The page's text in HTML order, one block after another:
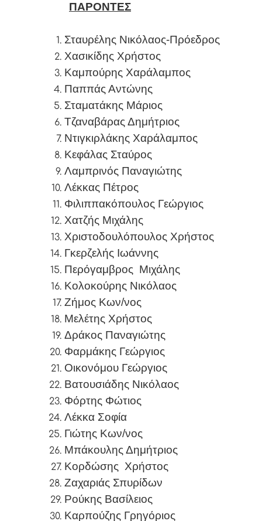
ΠΑΡΟΝΤΕΣ
Σταυρέλης Νικόλαος-Πρόεδρος
Χασικίδης Χρήστος
Καμπούρης Χαράλαμπος
Παππάς Αντώνης
Σταματάκης Μάριος
Τζαναβάρας Δημήτριος
Ντιγκιρλάκης Χαράλαμπος
Κεφάλας Σταύρος
Λαμπρινός Παναγιώτης
Λέκκας Πέτρος
Φιλιππακόπουλος Γεώργιος
Χατζής Μιχάλης
Χριστοδουλόπουλος Χρήστος
Γκερζελής Ιωάννης
Περόγαμβρος Μιχάλης
Κολοκούρης Νικόλαος
Ζήμος Κων/νος
Μελέτης Χρήστος
Δράκος Παναγιώτης
Φαρμάκης Γεώργιος
Οικονόμου Γεώργιος
Βατουσιάδης Νικόλαος
Φόρτης Φώτιος
Λέκκα Σοφία
Γιώτης Κων/νος
Μπάκουλης Δημήτριος
Κορδώσης Χρήστος
Ζαχαριάς Σπυρίδων
Ρούκης Βασίλειος
Καρπούζης Γρηγόριος